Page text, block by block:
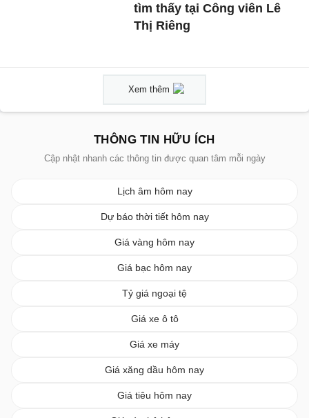
tìm thấy tại Công viên Lê
Thị Riêng
Xem thêm
THÔNG TIN HỮU ÍCH
Cập nhật nhanh các thông tin được quan tâm mỗi ngày
Lịch âm hôm nay
Dự báo thời tiết hôm nay
Giá vàng hôm nay
Giá bạc hôm nay
Tỷ giá ngoại tệ
Giá xe ô tô
Giá xe máy
Giá xăng dầu hôm nay
Giá tiêu hôm nay